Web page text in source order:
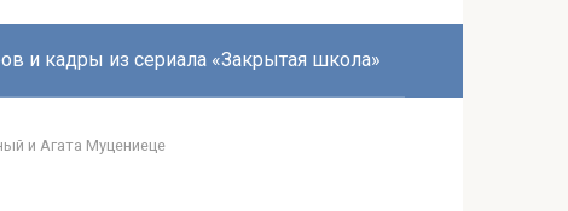
и кадры из сериала «Закрытая школа»
и Агата Муцениеце